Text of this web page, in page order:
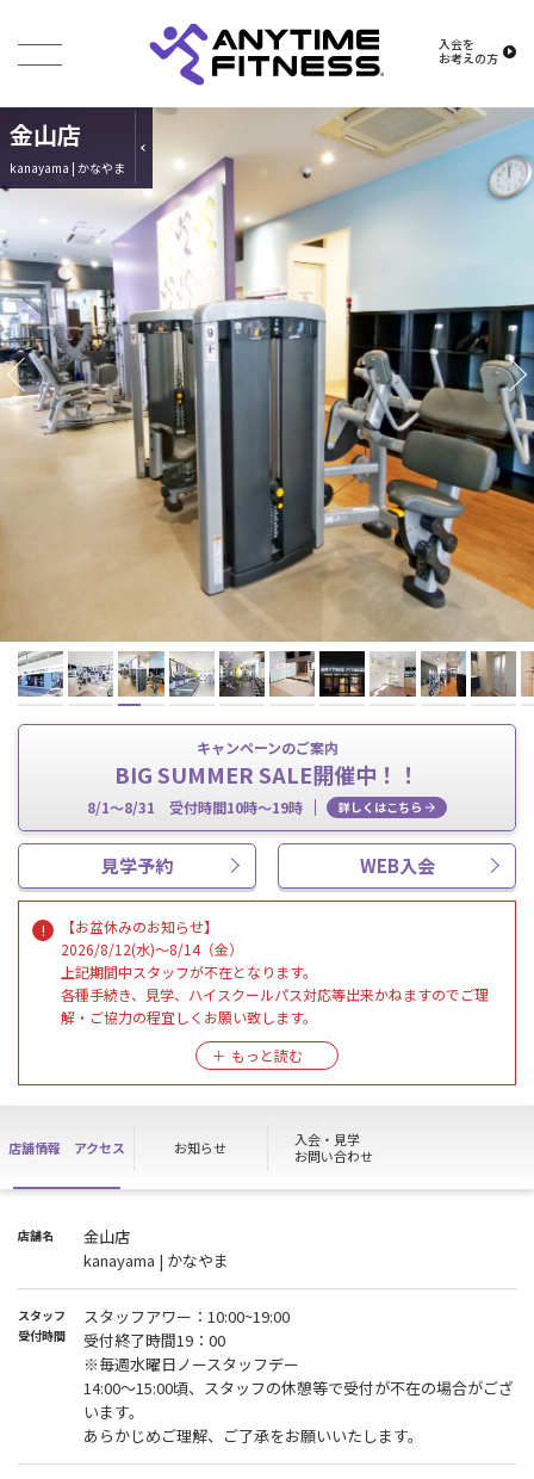
入会を
お考えの方
金山店
kanayama | かなやま
キャンペーンのご案内
BIG SUMMER SALE開催中！！
8/1～8/31 受付時間10時～19時 詳しくはこちら
見学予約 WEB入会
【お盆休みのお知らせ】
2026/8/12(水)～8/14（金）
上記期間中スタッフが不在となります。
各種手続き、見学、ハイスクールパス対応等出来かねますのでご理
解・ご協力の程宜しくお願い致します。
※施設のご利用は通常通り２４時間可能です。
毎週水曜日はノースタッフとなります。
入会・退会等各種お手続き、見学、ハイスクールパス対応等出来か
ねますので予めご了承下さい。
店舗情報 アクセス お知らせ
入会・見学
お問い合わせ
店舗名
金山店
kanayama | かなやま
スタッフ
受付時間
スタッフアワー：10:00~19:00
受付終了時間19：00
※毎週水曜日ノースタッフデー
14:00～15:00頃、スタッフの休憩等で受付が不在の場合がござ
います。
あらかじめご理解、ご了承をお願いいたします。